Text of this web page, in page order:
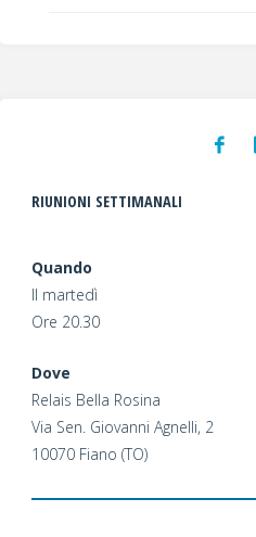
RIUNIONI SETTIMANALI
Quando
Il martedì
Ore 20.30
Dove
Relais Bella Rosina
Via Sen. Giovanni Agnelli, 2
10070 Fiano (TO)